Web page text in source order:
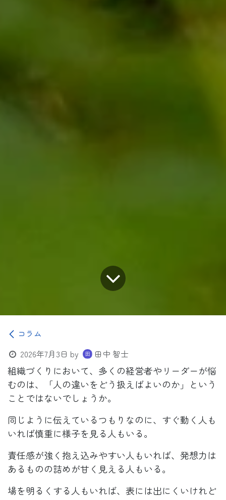
コラム
2026年7月3日 by 田中 智士
組織づくりにおいて、多くの経営者やリーダーが悩
むのは、「人の違いをどう扱えばよいのか」という
ことではないでしょうか。
同じように伝えているつもりなのに、すぐ動く人も
いれば慎重に様子を見る人もいる。
責任感が強く抱え込みやすい人もいれば、発想力は
あるものの詰めが甘く見える人もいる。
場を明るくする人もいれば、表には出にくいけれど